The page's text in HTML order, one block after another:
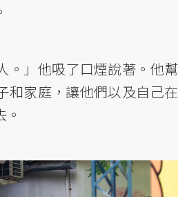
。」他吸了口煙說著。他幫
和家庭，讓他們以及自己在